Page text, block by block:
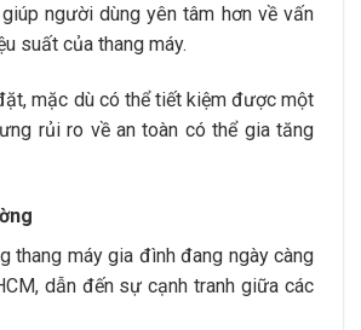
người dùng yên tâm hơn về vấn
suất của thang máy.
mặc dù có thể tiết kiệm được một
rủi ro về an toàn có thể gia tăng
thang máy gia đình đang ngày càng
dẫn đến sự cạnh tranh giữa các